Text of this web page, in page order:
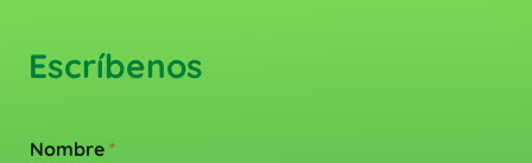
Escríbenos
Nombre *